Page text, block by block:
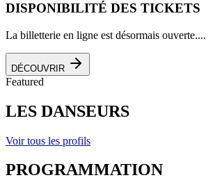
DISPONIBILITÉ DES TICKETS
La billetterie en ligne est désormais ouverte....
DÉCOUVRIR
Featured
LES DANSEURS
Voir tous les profils
PROGRAMMATION